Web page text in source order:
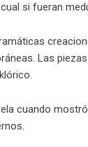
si fueran
Las
cuando